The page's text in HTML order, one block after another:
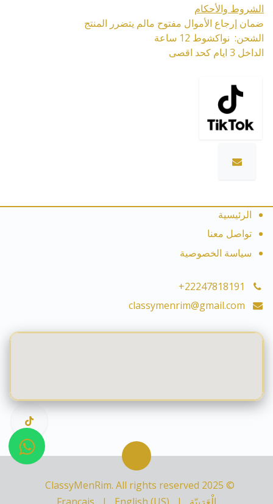
الشروط والأحكام
ضمان إرجاع الأموال مفتوح مالم يتضرر المنتج
الشحن: نواكشوط 12 ساعة
الداخل 3 ايام كحد اقصى
الرئيسية
تواصل معنا
سياسة الخصوصية
+22247818191
classymenrim@gmail.com
© 2025 ClassyMenRim. All rights reserved